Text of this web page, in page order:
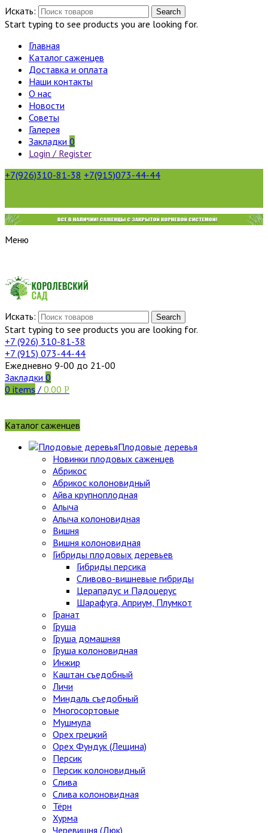
Искать: Search
Start typing to see products you are looking for.
Главная
Каталог саженцев
Доставка и оплата
Наши контакты
О нас
Новости
Советы
Галерея
Закладки 0
Login / Register
+7(926)310-81-38 +7(915)073-44-44
Меню
Искать: Search
Start typing to see products you are looking for.
+7 (926) 310-81-38
+7 (915) 073-44-44
Ежедневно 9-00 до 21-00
Закладки 0
0 items / 0.00 Р
Каталог саженцев
Плодовые деревья
Новинки плодовых саженцев
Абрикос
Абрикос колоновидный
Айва крупноплодная
Алыча
Алыча колоновидная
Вишня
Вишня колоновидная
Гибриды плодовых деревьев
Гибриды персика
Сливово-вишневые гибриды
Церападус и Падоцерус
Шарафуга, Априум, Плумкот
Гранат
Груша
Груша домашняя
Груша колоновидная
Инжир
Каштан съедобный
Личи
Миндаль съедобный
Многосортовые
Мушмула
Орех грецкий
Орех Фундук (Лещина)
Персик
Персик колоновидный
Слива
Слива колоновидная
Тёрн
Хурма
Черевишня (Дюк)